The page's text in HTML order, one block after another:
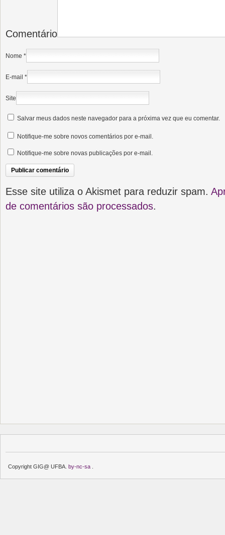
Comentário
Nome *
E-mail *
Site
Salvar meus dados neste navegador para a próxima vez que eu comentar.
Notifique-me sobre novos comentários por e-mail.
Notifique-me sobre novas publicações por e-mail.
Esse site utiliza o Akismet para reduzir spam.
de comentários são processados.
Copyright GIG@ UFBA. by-nc-sa